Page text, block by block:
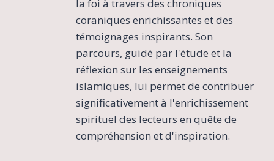
la foi à travers des chroniques
coraniques enrichissantes et des
témoignages inspirants. Son
parcours, guidé par l'étude et la
réflexion sur les enseignements
islamiques, lui permet de contribuer
significativement à l'enrichissement
spirituel des lecteurs en quête de
compréhension et d'inspiration.